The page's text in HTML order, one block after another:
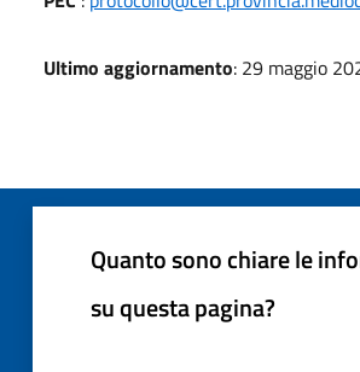
Ultimo aggiornamento: 29 maggio
Quanto sono chiare le
su questa pagina?